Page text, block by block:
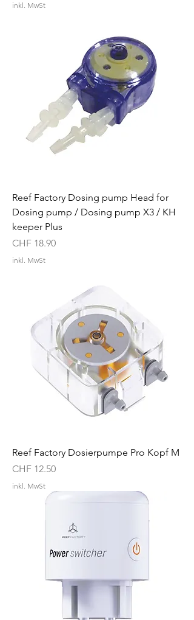
inkl. MwSt
Reef Factory Dosing pump Head for
Dosing pump / Dosing pump X3 / KH
keeper Plus
Preis
CHF 18.90
inkl. MwSt
Reef Factory Dosierpumpe Pro Kopf M
Preis
CHF 12.50
inkl. MwSt